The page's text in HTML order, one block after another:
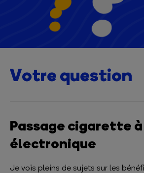
Votre question
Passage cigarette
électronique
Je vois pleins de sujets sur les